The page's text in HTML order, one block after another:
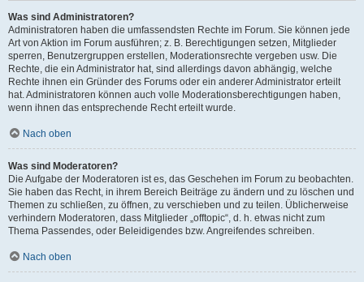
Was sind Administratoren?
Administratoren haben die umfassendsten Rechte im Forum. Sie können jede
Art von Aktion im Forum ausführen; z. B. Berechtigungen setzen, Mitglieder
sperren, Benutzergruppen erstellen, Moderationsrechte vergeben usw. Die
Rechte, die ein Administrator hat, sind allerdings davon abhängig, welche
Rechte ihnen ein Gründer des Forums oder ein anderer Administrator erteilt
hat. Administratoren können auch volle Moderationsberechtigungen haben,
wenn ihnen das entsprechende Recht erteilt wurde.
Nach oben
Was sind Moderatoren?
Die Aufgabe der Moderatoren ist es, das Geschehen im Forum zu beobachten.
Sie haben das Recht, in ihrem Bereich Beiträge zu ändern und zu löschen und
Themen zu schließen, zu öffnen, zu verschieben und zu teilen. Üblicherweise
verhindern Moderatoren, dass Mitglieder „offtopic“, d. h. etwas nicht zum
Thema Passendes, oder Beleidigendes bzw. Angreifendes schreiben.
Nach oben